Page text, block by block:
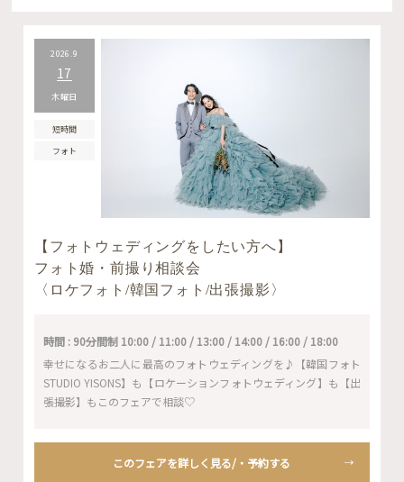
2026.9
17
木曜日
短時間
フォト
【フォトウェディングをしたい方へ】
フォト婚・前撮り相談会
〈ロケフォト/韓国フォト/出張撮影〉
時間 : 90分間制 10:00 / 11:00 / 13:00 / 14:00 / 16:00 / 18:00
幸せになるお二人に最高のフォトウェディングを♪【韓国フォト
STUDIO YISONS】も【ロケーションフォトウェディング】も【出
張撮影】もこのフェアで相談♡
このフェアを詳しく見る/・予約する